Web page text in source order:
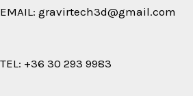
EMAIL: gravirtech3d@gmail.com
TEL: +36 30 293 9983